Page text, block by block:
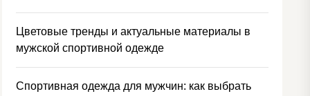
Цветовые тренды и актуальные материалы в
мужской спортивной одежде
Спортивная одежда для мужчин: как выбрать